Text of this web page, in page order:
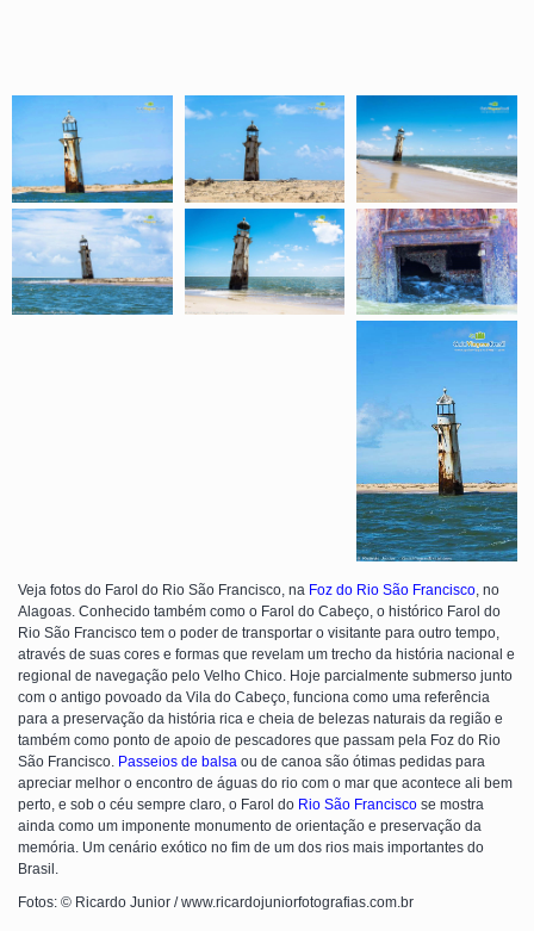
Veja fotos do Farol do Rio São Francisco, na Foz do Rio São Francisco, no
Alagoas. Conhecido também como o Farol do Cabeço, o histórico Farol do
Rio São Francisco tem o poder de transportar o visitante para outro tempo,
através de suas cores e formas que revelam um trecho da história nacional e
regional de navegação pelo Velho Chico. Hoje parcialmente submerso junto
com o antigo povoado da Vila do Cabeço, funciona como uma referência
para a preservação da história rica e cheia de belezas naturais da região e
também como ponto de apoio de pescadores que passam pela Foz do Rio
São Francisco. Passeios de balsa ou de canoa são ótimas pedidas para
apreciar melhor o encontro de águas do rio com o mar que acontece ali bem
perto, e sob o céu sempre claro, o Farol do Rio São Francisco se mostra
ainda como um imponente monumento de orientação e preservação da
memória. Um cenário exótico no fim de um dos rios mais importantes do
Brasil.
Fotos: © Ricardo Junior / www.ricardojuniorfotografias.com.br